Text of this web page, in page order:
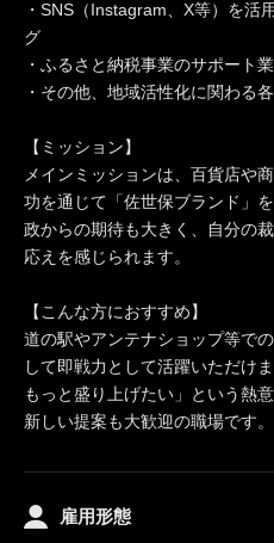
・SNS（Instagram、X等）を活
グ
・ふるさと納税事業のサポート
・その他、地域活性化に関わる
【ミッション】
メインミッションは、百貨店や
功を通じて「佐世保ブランド」
政からの期待も大きく、自分の
応えを感じられます。
【こんな方におすすめ】
道の駅やアンテナショップ等で
して即戦力として活躍いただけ
もっと盛り上げたい」という熱
新しい提案も大歓迎の職場です。
雇用形態